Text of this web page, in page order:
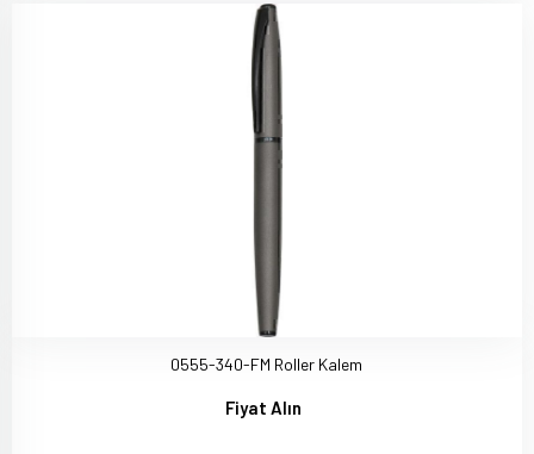
0555-340-FM Roller Kalem
Fiyat Alın